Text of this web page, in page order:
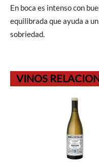
En boca es intenso con
equilibrada que ayuda a
sobriedad.
VINOS